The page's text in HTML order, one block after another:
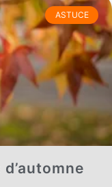
ASTUCE